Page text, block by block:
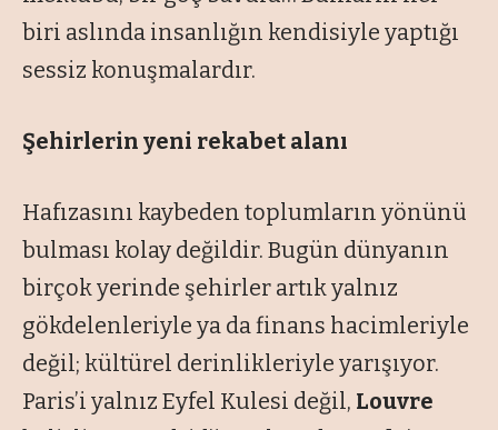
biri aslında insanlığın kendisiyle yaptığı
sessiz konuşmalardır.
Şehirlerin yeni rekabet alanı
Hafızasını kaybeden toplumların yönünü
bulması kolay değildir. Bugün dünyanın
birçok yerinde şehirler artık yalnız
gökdelenleriyle ya da finans hacimleriyle
değil; kültürel derinlikleriyle yarışıyor.
Paris’i yalnız Eyfel Kulesi değil, Louvre